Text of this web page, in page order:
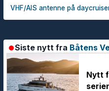
VHF/AIS antenne på
Siste nytt fra Båtens
Nytt